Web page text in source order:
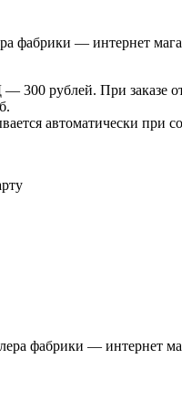
фабрики — интернет
300 рублей. При заказе
автоматически при
фабрики — интернет